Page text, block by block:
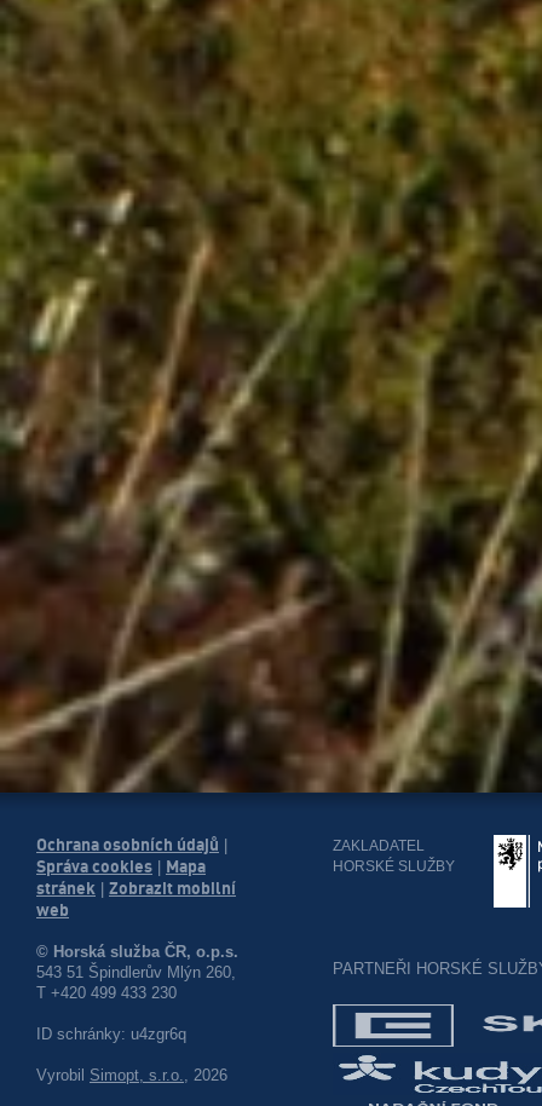
Ochrana osobních údajů
Správa cookies
Mapa
stránek
Zobrazit mobilní
web
© Horská služba ČR, o.p.s.
543 51 Špindlerův Mlýn 260,
T +420 499 433 230
ID schránky: u4zgr6q
Vyrobil Simopt, s.r.o., 2026
ZAKLADATEL
HORSKÉ SLUŽBY
PARTNEŘI HORSKÉ